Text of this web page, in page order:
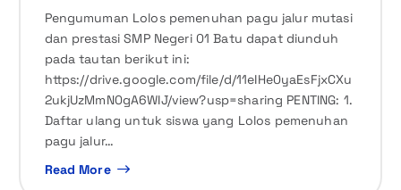
Pengumuman Lolos pemenuhan pagu jalur mutasi
dan prestasi SMP Negeri 01 Batu dapat diunduh
pada tautan berikut ini:
https://drive.google.com/file/d/11eIHe0yaEsFjxCXu
2ukjUzMmN0gA6WIJ/view?usp=sharing PENTING: 1.
Daftar ulang untuk siswa yang Lolos pemenuhan
pagu jalur…
Read More